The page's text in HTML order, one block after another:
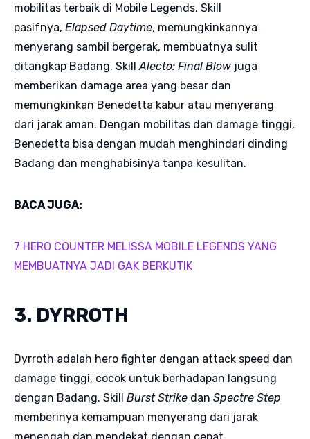
mobilitas terbaik di Mobile Legends. Skill
pasifnya, Elapsed Daytime, memungkinkannya
menyerang sambil bergerak, membuatnya sulit
ditangkap Badang. SkillAlecto: Final Blow juga
memberikan damage area yang besar dan
memungkinkan Benedetta kabur atau menyerang
dari jarak aman. Dengan mobilitas dan damage tinggi,
Benedetta bisa dengan mudah menghindari dinding
Badang dan menghabisinya tanpa kesulitan.
BACA JUGA:
7 HERO COUNTER MELISSA MOBILE LEGENDS YANG
MEMBUATNYA JADI GAK BERKUTIK
3. DYRROTH
Dyrroth adalah hero fighter dengan attack speed dan
damage tinggi, cocok untuk berhadapan langsung
dengan Badang. Skill Burst Strike dan Spectre Step
memberinya kemampuan menyerang dari jarak